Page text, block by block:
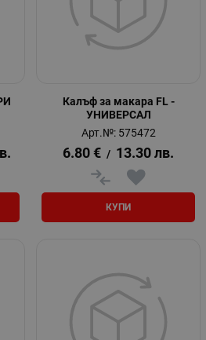
Калъф за макара FL -
УНИВЕРСАЛ
Арт.№: 575472
6.80 € / 13.30 лв.
КУПИ